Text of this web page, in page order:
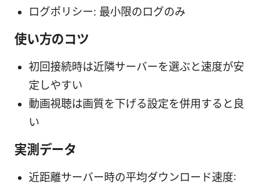
ログポリシー: 最小限のログのみ
使い方のコツ
初回接続時は近隣サーバーを選ぶと速度が安
定しやすい
動画視聴は画質を下げる設定を併用すると良
い
実測データ
近距離サーバー時の平均ダウンロード速度: